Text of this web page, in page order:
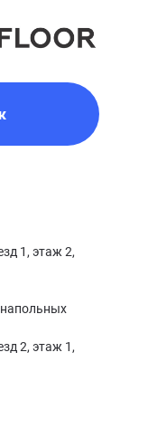
1, этаж 2,
2, этаж 1,